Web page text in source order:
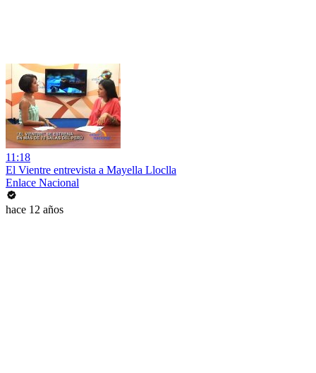
11:18
El Vientre entrevista a Mayella Lloclla
Enlace Nacional
hace 12 años